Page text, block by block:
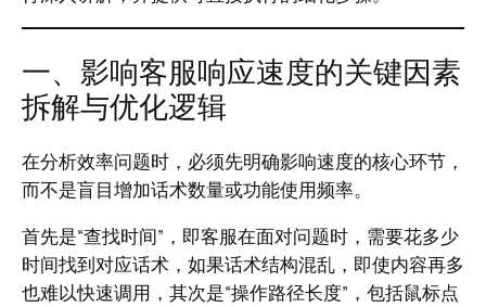
一、影响客服响应速度的关键因素
拆解与优化逻辑
在分析效率问题时，必须先明确影响速度的核心环节，
而不是盲目增加话术数量或功能使用频率。
首先是“查找时间”，即客服在面对问题时，需要花多少
时间找到对应话术，如果话术结构混乱，即使内容再多
也难以快速调用，其次是“操作路径长度”，包括鼠标点